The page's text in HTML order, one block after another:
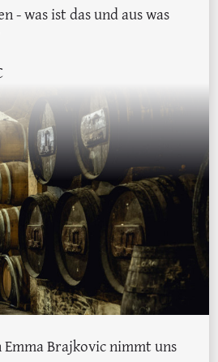
- was ist das und aus was
Brajkovic nimmt uns